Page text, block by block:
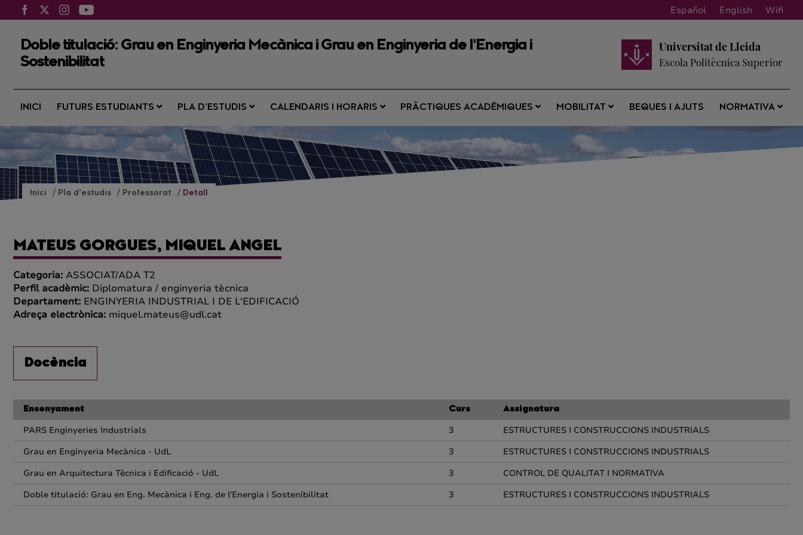
Español English Wifi
Doble titulació: Grau en Enginyeria Mecànica i Grau en Enginyeria de l'Energia i
Sostenibilitat
Universitat de Lleida
Escola Politècnica Superior
INICI FUTURS ESTUDIANTS PLA D’ESTUDIS CALENDARIS I HORARIS PRÀCTIQUES ACADÈMIQUES MOBILITAT BEQUES I AJUTS NORMATIVA
Inici Pla d’estudis Professorat Detall
MATEUS GORGUES, MIQUEL ANGEL
Categoria: ASSOCIAT/ADA T2
Perfil acadèmic: Diplomatura / enginyeria tècnica
Departament: ENGINYERIA INDUSTRIAL I DE L'EDIFICACIÓ
Adreça electrònica: miquel.mateus@udl.cat
Docència
Ensenyament Curs Assignatura
PARS Enginyeries Industrials 3
ESTRUCTURES I CONSTRUCCIONS INDUSTRIALS
Grau en Enginyeria Mecànica - UdL
3
ESTRUCTURES I CONSTRUCCIONS INDUSTRIALS
Grau en Arquitectura Tècnica i Edificació - UdL
3
CONTROL DE QUALITAT I NORMATIVA
Doble titulació: Grau en Eng. Mecànica i Eng. de l'Energia i Sostenibilitat
3 ESTRUCTURES I CONSTRUCCIONS INDUSTRIALS